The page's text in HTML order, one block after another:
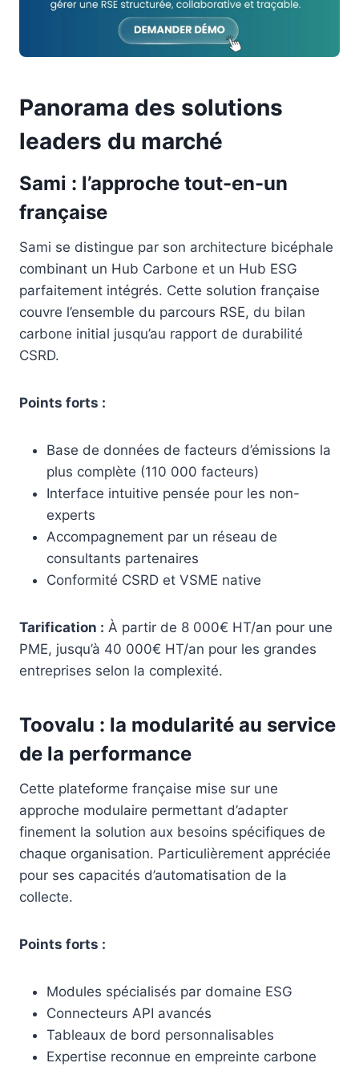
Panorama des solutions
leaders du marché
Sami : l’approche tout-en-un
française
Sami se distingue par son architecture bicéphale
combinant un Hub Carbone et un Hub ESG
parfaitement intégrés. Cette solution française
couvre l’ensemble du parcours RSE, du bilan
carbone initial jusqu’au rapport de durabilité
CSRD.
Points forts :
Base de données de facteurs d’émissions la
plus complète (110 000 facteurs)
Interface intuitive pensée pour les non-
experts
Accompagnement par un réseau de
consultants partenaires
Conformité CSRD et VSME native
Tarification : À partir de 8 000€ HT/an pour une
PME, jusqu’à 40 000€ HT/an pour les grandes
entreprises selon la complexité.
Toovalu : la modularité au service
de la performance
Cette plateforme française mise sur une
approche modulaire permettant d’adapter
finement la solution aux besoins spécifiques de
chaque organisation. Particulièrement appréciée
pour ses capacités d’automatisation de la
collecte.
Points forts :
Modules spécialisés par domaine ESG
Connecteurs API avancés
Tableaux de bord personnalisables
Expertise reconnue en empreinte carbone